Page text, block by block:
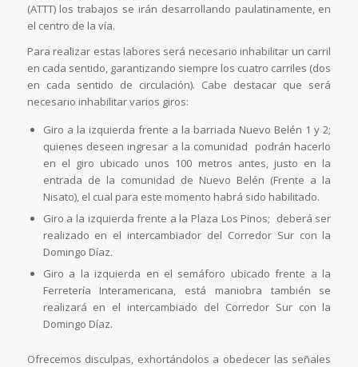
(ATTT) los trabajos se irán desarrollando paulatinamente, en
el centro de la vía.
Para realizar estas labores será necesario inhabilitar un carril
en cada sentido, garantizando siempre los cuatro carriles (dos
en cada sentido de circulación). Cabe destacar que será
necesario inhabilitar varios giros:
Giro a la izquierda frente a la barriada Nuevo Belén 1 y 2;
quienes deseen ingresar a la comunidad podrán hacerlo
en el giro ubicado unos 100 metros antes, justo en la
entrada de la comunidad de Nuevo Belén (Frente a la
Nisato), el cual para este momento habrá sido habilitado.
Giro a la izquierda frente a la Plaza Los Pinos; deberá ser
realizado en el intercambiador del Corredor Sur con la
Domingo Díaz.
Giro a la izquierda en el semáforo ubicado frente a la
Ferretería Interamericana, está maniobra también se
realizará en el intercambiado del Corredor Sur con la
Domingo Díaz.
Ofrecemos disculpas, exhortándolos a obedecer las señales